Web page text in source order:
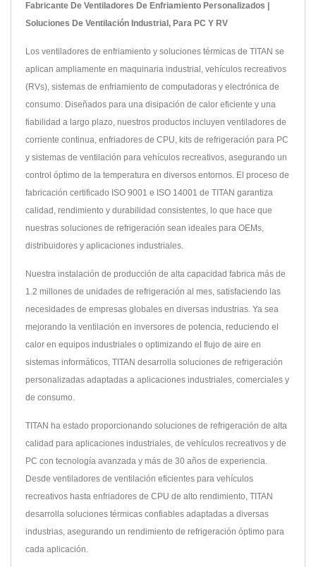
Fabricante De Ventiladores De Enfriamiento Personalizados |
Soluciones De Ventilación Industrial, Para PC Y RV
Los ventiladores de enfriamiento y soluciones térmicas de TITAN se
aplican ampliamente en maquinaria industrial, vehículos recreativos
(RVs), sistemas de enfriamiento de computadoras y electrónica de
consumo. Diseñados para una disipación de calor eficiente y una
fiabilidad a largo plazo, nuestros productos incluyen ventiladores de
corriente continua, enfriadores de CPU, kits de refrigeración para PC
y sistemas de ventilación para vehículos recreativos, asegurando un
control óptimo de la temperatura en diversos entornos. El proceso de
fabricación certificado ISO 9001 e ISO 14001 de TITAN garantiza
calidad, rendimiento y durabilidad consistentes, lo que hace que
nuestras soluciones de refrigeración sean ideales para OEMs,
distribuidores y aplicaciones industriales.
Nuestra instalación de producción de alta capacidad fabrica más de
1.2 millones de unidades de refrigeración al mes, satisfaciendo las
necesidades de empresas globales en diversas industrias. Ya sea
mejorando la ventilación en inversores de potencia, reduciendo el
calor en equipos industriales o optimizando el flujo de aire en
sistemas informáticos, TITAN desarrolla soluciones de refrigeración
personalizadas adaptadas a aplicaciones industriales, comerciales y
de consumo.
TITAN ha estado proporcionando soluciones de refrigeración de alta
calidad para aplicaciones industriales, de vehículos recreativos y de
PC con tecnología avanzada y más de 30 años de experiencia.
Desde ventiladores de ventilación eficientes para vehículos
recreativos hasta enfriadores de CPU de alto rendimiento, TITAN
desarrolla soluciones térmicas confiables adaptadas a diversas
industrias, asegurando un rendimiento de refrigeración óptimo para
cada aplicación.